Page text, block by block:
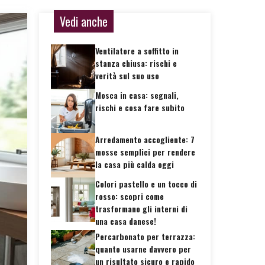
Vedi anche
Ventilatore a soffitto in
stanza chiusa: rischi e
verità sul suo uso
Mosca in casa: segnali,
rischi e cosa fare subito
Arredamento accogliente: 7
mosse semplici per rendere
la casa più calda oggi
Colori pastello e un tocco di
rosso: scopri come
trasformano gli interni di
una casa danese!
Percarbonato per terrazza:
quanto usarne davvero per
un risultato sicuro e rapido